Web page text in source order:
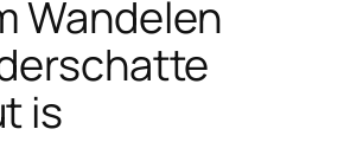
Wandelen
is